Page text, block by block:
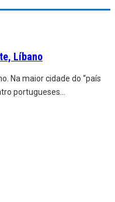
Líbano
Na maior cidade do “país
portugueses